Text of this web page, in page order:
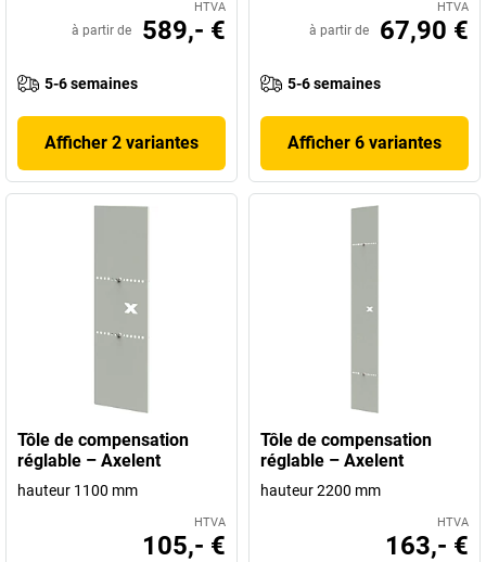
HTVA
à partir de 589,- €
5-6 semaines
Afficher 2 variantes
HTVA
à partir de 67,90 €
5-6 semaines
Afficher 6 variantes
Tôle de compensation
réglable – Axelent
hauteur 1100 mm
HTVA
105,- €
Tôle de compensation
réglable – Axelent
hauteur 2200 mm
HTVA
163,- €